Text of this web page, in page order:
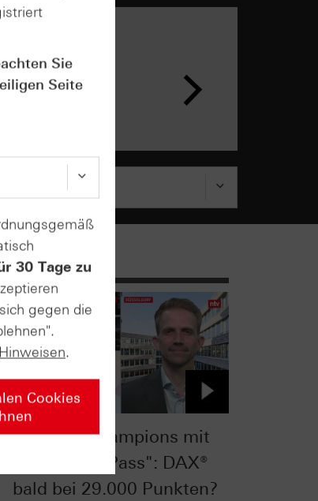
"Globale Champions mit
deutschem Pass": DAX®
bald bei 29.000 Punkten?
Sie
Seite
30 Tage zu
gegen die
.
Cookies